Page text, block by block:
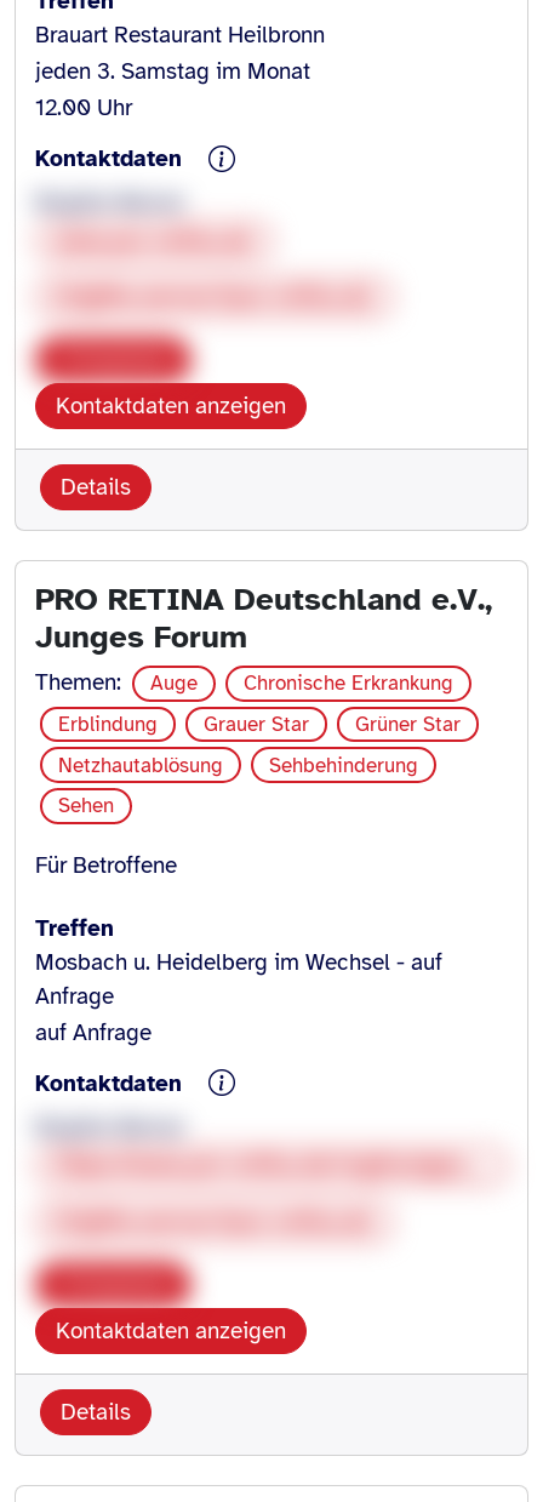
Brauart Restaurant Heilbronn
jeden 3. Samstag im Monat
12.00 Uhr
Kontaktdaten
Kontaktdaten anzeigen
Details
PRO RETINA Deutschland e.V.,
Junges Forum
Themen: Auge
Chronische Erkrankung
Erblindung
Grauer Star
Grüner Star
Netzhautablösung
Sehbehinderung
Sehen
Für Betroffene
Treffen
Mosbach u. Heidelberg im Wechsel - auf
Anfrage
auf Anfrage
Kontaktdaten
Kontaktdaten anzeigen
Details